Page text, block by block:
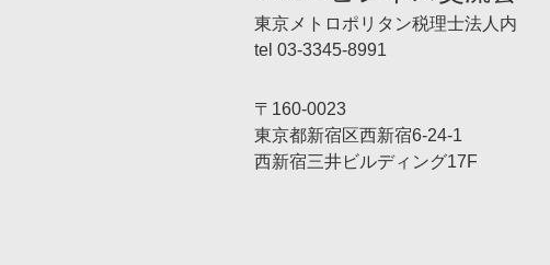
東京メトロポリタン税理士法人内
tel 03-3345-8991
〒160-0023
東京都新宿区西新宿6-24-1
西新宿三井ビルディング17F